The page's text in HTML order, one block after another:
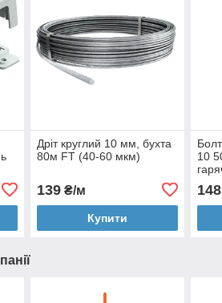
Дріт круглий 10 мм, бухта
80м FT (40-60 мкм)
139₴/м
Купити
10
148